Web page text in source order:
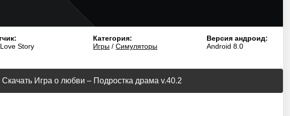
Story
Категория:
Игры /Симуляторы
Версия андроид:
Android 8.0
Скачать Игра о любви – Подростка драма v.40.2